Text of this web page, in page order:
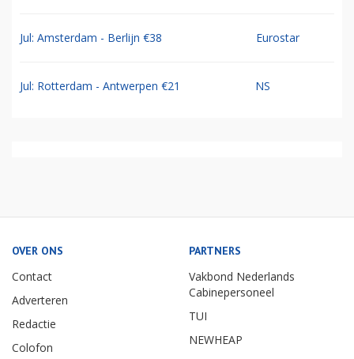
Jul: Amsterdam - Berlijn €38 Eurostar
Jul: Rotterdam - Antwerpen €21 NS
OVER ONS
Contact
Adverteren
Redactie
Colofon
PARTNERS
Vakbond Nederlands
Cabinepersoneel
TUI
NEWHEAP